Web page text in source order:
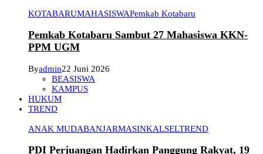
KOTABARUMAHASISWAPemkab Kotabaru
Pemkab Kotabaru Sambut 27 Mahasiswa KKN-
PPM UGM
Byadmin22 Juni 2026
BEASISWA
KAMPUS
HUKUM
TREND
ANAK MUDABANJARMASINKALSELTREND
PDI Perjuangan Hadirkan Panggung Rakyat, 19